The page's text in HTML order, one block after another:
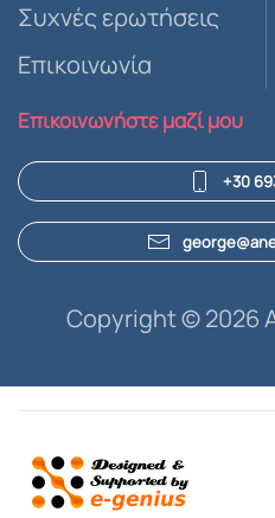
Συχνές ερωτήσεις
Επικοινωνία
Επικοινωνήστε μαζί μου
+30
Copyright ©2026